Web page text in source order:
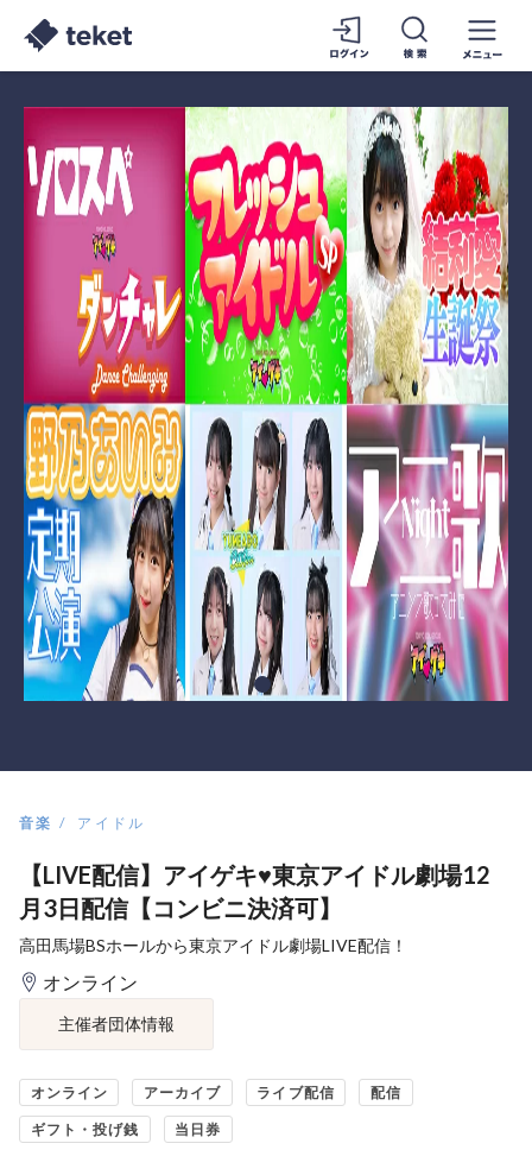
音楽 アイドル
【LIVE配信】アイゲキ♥東京アイドル劇場12
月3日配信【コンビニ決済可】
高田馬場BSホールから東京アイドル劇場LIVE配信！
オンライン
主催者団体情報
オンライン アーカイブ ライブ配信 配信
ギフト・投げ銭 当日券